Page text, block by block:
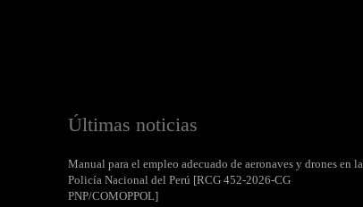
Últimas noticias
Manual para el empleo adecuado de aeronaves y drones en la
Policía Nacional del Perú [RCG 452-2026-CG
PNP/COMOPPOL]